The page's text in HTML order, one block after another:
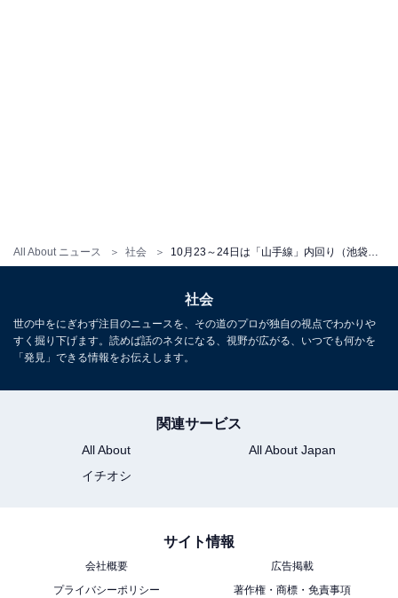
All About ニュース 社会
社会
世の中をにぎわず注目のニュースを、その道のプロが独自の視点でわかりや
すく掘り下げます。読めば話のネタになる、視野が広がる、いつでも何かを
「発見」できる情報をお伝えします。
関連サービス
All About
All About Japan
イチオシ
サイト情報
会社概要
広告掲載
プライバシーポリシー
著作権・商標・免責事項